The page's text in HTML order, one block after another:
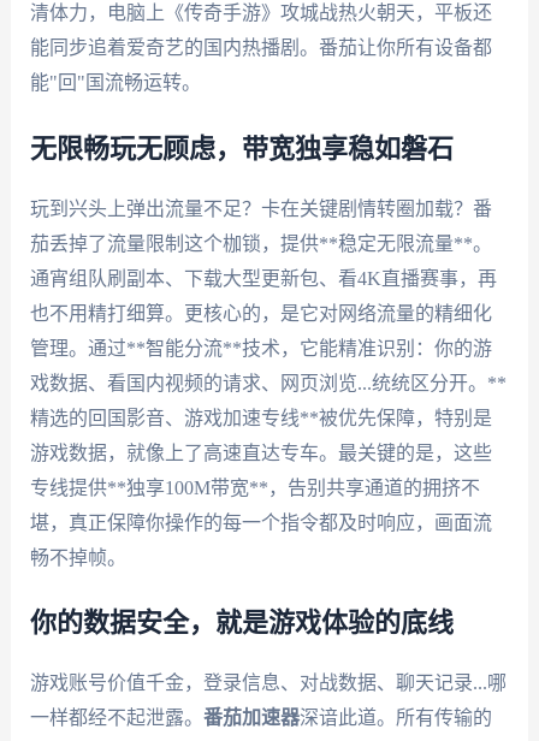
清体力，电脑上《传奇手游》攻城战热火朝天，平板还
能同步追着爱奇艺的国内热播剧。番茄让你所有设备都
能"回"国流畅运转。
无限畅玩无顾虑，带宽独享稳如磐石
玩到兴头上弹出流量不足？卡在关键剧情转圈加载？番
茄丢掉了流量限制这个枷锁，提供**稳定无限流量**。
通宵组队刷副本、下载大型更新包、看4K直播赛事，再
也不用精打细算。更核心的，是它对网络流量的精细化
管理。通过**智能分流**技术，它能精准识别：你的游
戏数据、看国内视频的请求、网页浏览...统统区分开。**
精选的回国影音、游戏加速专线**被优先保障，特别是
游戏数据，就像上了高速直达专车。最关键的是，这些
专线提供**独享100M带宽**，告别共享通道的拥挤不
堪，真正保障你操作的每一个指令都及时响应，画面流
畅不掉帧。
你的数据安全，就是游戏体验的底线
游戏账号价值千金，登录信息、对战数据、聊天记录...哪
一样都经不起泄露。 番茄加速器深谙此道。所有传输的